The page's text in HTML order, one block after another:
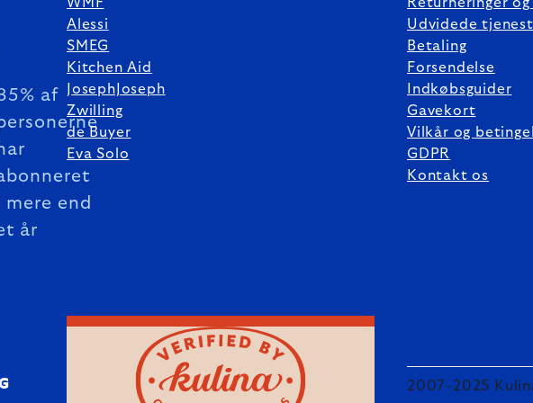
af
mere end
år
Alessi
SMEG
Kitchen Aid
JosephJoseph
Zwilling
de Buyer
Eva Solo
Udvidede
Betaling
Forsendelse
Indkøbsguider
Gavekort
Vilkår og
GDPR
Kontakt os
2007–2025